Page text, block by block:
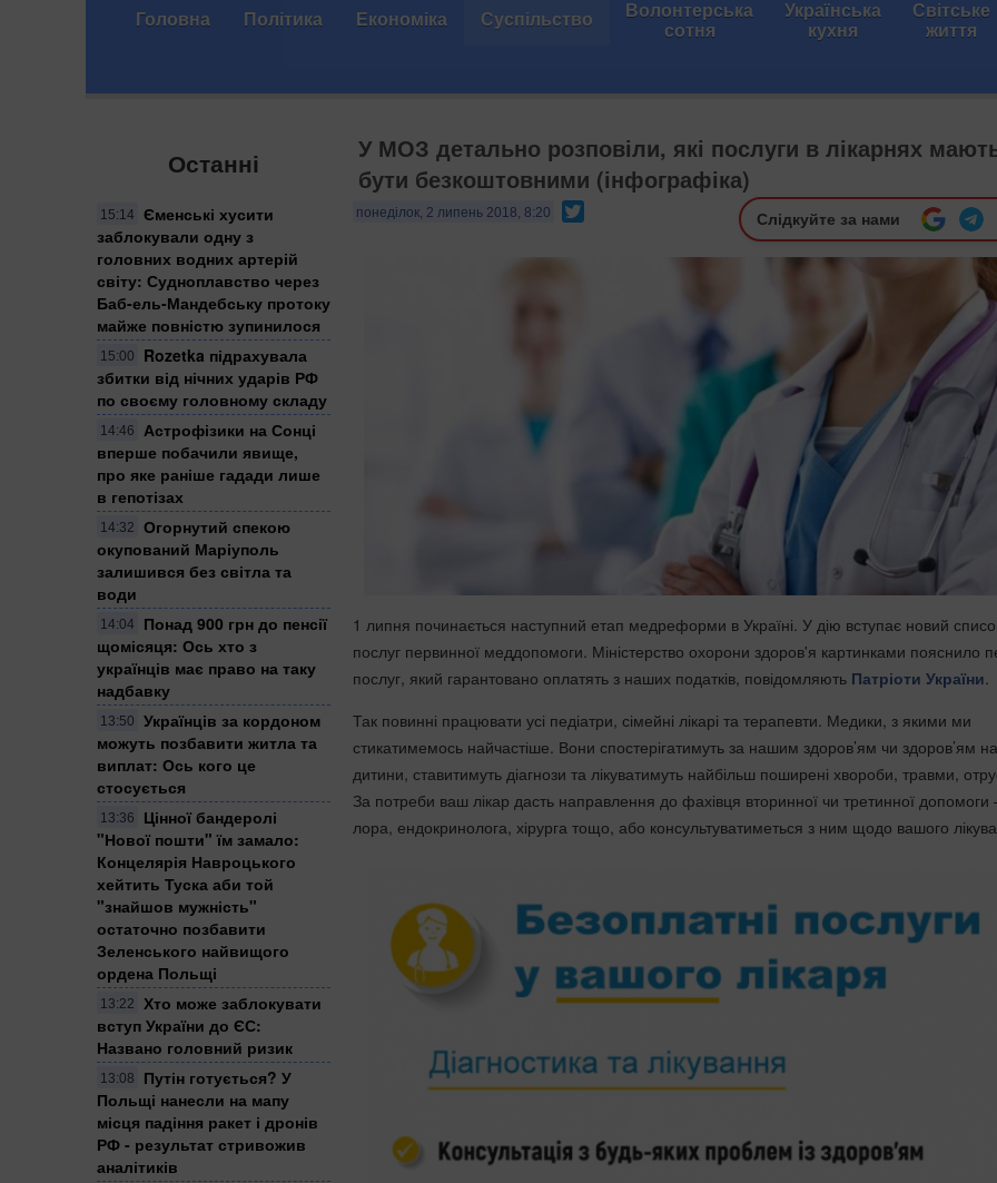
Головна Політика Економіка Суспільство Волонтерська
сотня
Українська
кухня
Світське
життя
Останні
15:14
Єменські хусити
заблокували одну з
головних водних артерій
світу: Судноплавство через
Баб-ель-Мандебську протоку
майже повністю зупинилося
15:00
Rozetka підрахувала
збитки від нічних ударів РФ
по своєму головному складу
14:46
Астрофізики на Сонці
вперше побачили явище,
про яке раніше гадади лише
в гепотізах
14:32
Огорнутий спекою
окупований Маріуполь
залишився без світла та
води
14:04
Понад 900 грн до пенсії
щомісяця: Ось хто з
українців має право на таку
надбавку
13:50
Українців за кордоном
можуть позбавити житла та
виплат: Ось кого це
стосується
13:36
Цінної бандеролі
"Нової пошти" їм замало:
Концелярія Навроцького
хейтить Туска аби той
"знайшов мужність"
остаточно позбавити
Зеленського найвищого
ордена Польщі
13:22
Хто може заблокувати
вступ України до ЄС:
Названо головний ризик
13:08
Путін готується? У
Польщі нанесли на мапу
місця падіння ракет і дронів
РФ - результат стривожив
аналітиків
У МОЗ детально розповіли, які послуги в лікарнях
бути безкоштовними (інфографіка)
понеділок, 2 липень 2018, 8:20 Слідкуйте за нами
1 липня починається наступний етап медреформи в Україні. У дію вступає новий
послуг первинної меддопомоги. Міністерство охорони здоров'я картинками пояснило
послуг, який гарантовано оплатять з наших податків, повідомляють Патріоти України
Так повинні працювати усі педіатри, сімейні лікарі та терапевти. Медики, з якими ми
стикатимемось найчастіше. Вони спостерігатимуть за нашим здоров’ям чи здоров’ям
дитини, ставитимуть діагнози та лікуватимуть найбільш поширені хвороби, травми,
За потреби ваш лікар дасть направлення до фахівця вторинної чи третинної допомоги
лора, ендокринолога, хірурга тощо, або консультуватиметься з ним щодо вашого